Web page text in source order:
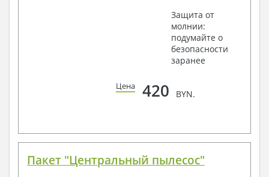
Защита от
молнии:
подумайте о
безопасности
заранее
Цена 420 BYN.
Пакет "Центральный пылесос"